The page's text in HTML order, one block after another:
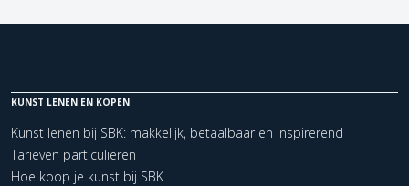
KUNST LENEN EN KOPEN
Kunst lenen bij SBK: makkelijk, betaalbaar en inspirerend
Tarieven particulieren
Hoe koop je kunst bij SBK